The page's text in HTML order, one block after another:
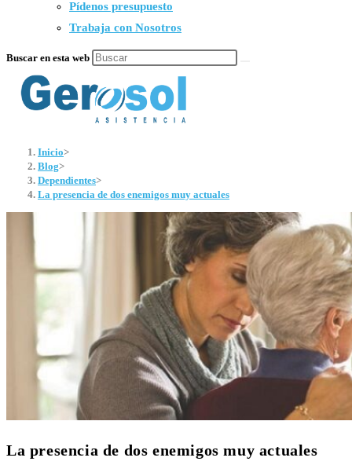
Pídenos presupuesto
Trabaja con Nosotros
Buscar en esta web
Inicio>
Blog>
Dependientes>
La presencia de dos enemigos muy actuales
La presencia de dos enemigos muy actuales